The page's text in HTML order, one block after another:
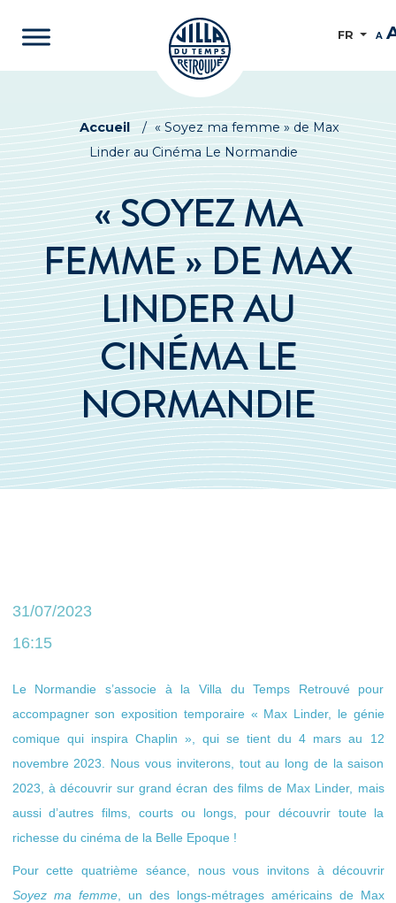
FR A
Accueil / « Soyez ma femme » de Max
Linder au Cinéma Le Normandie
« SOYEZ MA
FEMME » DE MAX
LINDER AU
CINÉMA LE
NORMANDIE
31/07/2023
16:15
Le Normandie s’associe à la Villa du Temps Retrouvé pour
accompagner son exposition temporaire « Max Linder, le génie
comique qui inspira Chaplin », qui se tient du 4 mars au 12
novembre 2023. Nous vous inviterons, tout au long de la saison
2023, à découvrir sur grand écran des films de Max Linder, mais
aussi d’autres films, courts ou longs, pour découvrir toute la
richesse du cinéma de la Belle Epoque !
Pour cette quatrième séance, nous vous invitons à découvrir
Soyez ma femme, un des longs-métrages américains de Max